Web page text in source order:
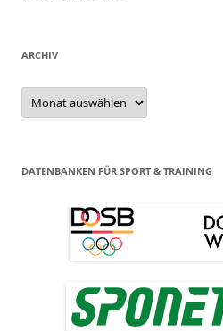
ARCHIV
Archiv
DATENBANKEN FÜR SPORT & TRAINING